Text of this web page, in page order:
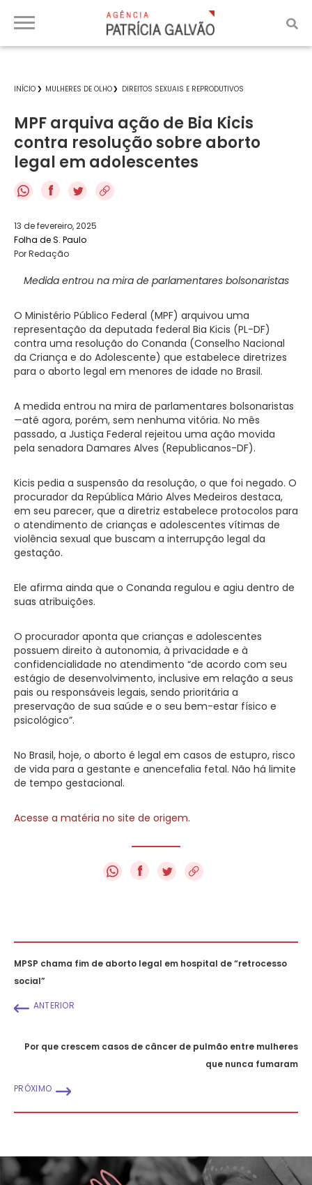
INÍCIO MULHERES DE OLHO DIREITOS SEXUAIS E REPRODUTIVOS
MPF arquiva ação de Bia Kicis
contra resolução sobre aborto
legal em adolescentes
f
13 de fevereiro, 2025
Folha de S. Paulo
Por Redação
Medida entrou na mira de parlamentares bolsonaristas
O Ministério Público Federal (MPF) arquivou uma
representação da deputada federal Bia Kicis (PL-DF)
contra uma resolução do Conanda (Conselho Nacional
da Criança e do Adolescente) que estabelece diretrizes
para o aborto legal em menores de idade no Brasil.
A medida entrou na mira de parlamentares bolsonaristas
—até agora, porém, sem nenhuma vitória. No mês
passado, a Justiça Federal rejeitou uma ação movida
pela senadora Damares Alves (Republicanos-DF).
Kicis pedia a suspensão da resolução, o que foi negado. O
procurador da República Mário Alves Medeiros destaca,
em seu parecer, que a diretriz estabelece protocolos para
o atendimento de crianças e adolescentes vítimas de
violência sexual que buscam a interrupção legal da
gestação.
Ele afirma ainda que o Conanda regulou e agiu dentro de
suas atribuições.
O procurador aponta que crianças e adolescentes
possuem direito à autonomia, à privacidade e à
confidencialidade no atendimento “de acordo com seu
estágio de desenvolvimento, inclusive em relação a seus
pais ou responsáveis legais, sendo prioritária a
preservação de sua saúde e o seu bem-estar físico e
psicológico”.
No Brasil, hoje, o aborto é legal em casos de estupro, risco
de vida para a gestante e anencefalia fetal. Não há limite
de tempo gestacional.
Acesse a matéria no site de origem.
f
MPSP chama fim de aborto legal em hospital de “retrocesso
social”
ANTERIOR
Por que crescem casos de câncer de pulmão entre mulheres
que nunca fumaram
PRÓXIMO